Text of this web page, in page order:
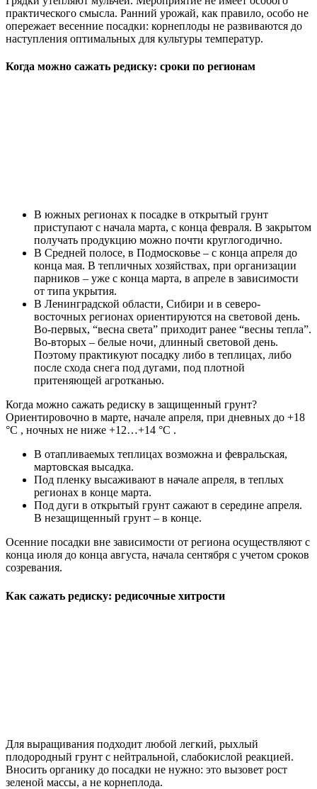
практического смысла. Ранний урожай, как правило, особо не
опережает весенние посадки: корнеплоды не развиваются до
наступления оптимальных для культуры температур.
Когда можно сажать редиску: сроки по регионам
В южных регионах к посадке в открытый грунт
приступают с начала марта, с конца февраля. В закрытом
получать продукцию можно почти круглогодично.
В Средней полосе, в Подмосковье – с конца апреля до
конца мая. В тепличных хозяйствах, при организации
парников – уже с конца марта, в апреле в зависимости
от типа укрытия.
В Ленинградской области, Сибири и в северо-
восточных регионах ориентируются на световой день.
Во-первых, “весна света” приходит ранее “весны тепла”.
Во-вторых – белые ночи, длинный световой день.
Поэтому практикуют посадку либо в теплицах, либо
после схода снега под дугами, под плотной
притеняющей агротканью.
Когда можно сажать редиску в защищенный грунт?
Ориентировочно в марте, начале апреля, при дневных до +18
°C , ночных не ниже +12…+14 °C .
В отапливаемых теплицах возможна и февральская,
мартовская высадка.
Под пленку высаживают в начале апреля, в теплых
регионах в конце марта.
Под дуги в открытый грунт сажают в середине апреля.
В незащищенный грунт – в конце.
Осенние посадки вне зависимости от региона осуществляют с
конца июля до конца августа, начала сентября с учетом сроков
созревания.
Как сажать редиску: редисочные хитрости
Для выращивания подходит любой легкий, рыхлый
плодородный грунт с нейтральной, слабокислой реакцией.
Вносить органику до посадки не нужно: это вызовет рост
зеленой массы, а не корнеплода.